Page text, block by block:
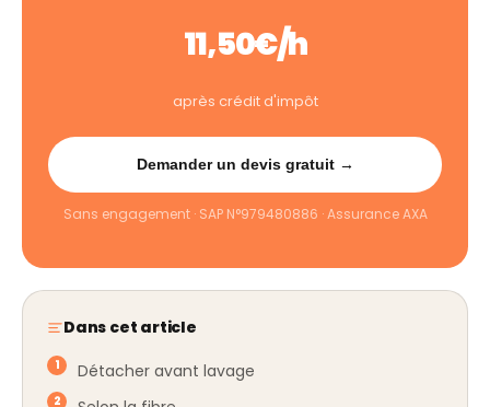
11,50€/h
après crédit d'impôt
Demander un devis gratuit →
Sans engagement · SAP N°979480886 · Assurance AXA
Dans cet article
Détacher avant lavage